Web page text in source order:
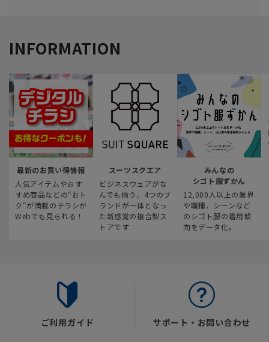
INFORMATION
最新のお買い得情報
人気アイテムやおす
すめ商品などの“おト
ク“が満載のチラシが
Webでも見られる！
スーツスクエア
ビジネスウェアがな
んでも揃う、4つのブ
ランドが一体となっ
た新感覚の複合型ス
トアです
みんなの
シゴト服ずかん
12,000人以上の業界
や職種、シーンなど
のシゴト服の着用傾
向をデータ化。
ご利用ガイド サポート・お問い合わせ